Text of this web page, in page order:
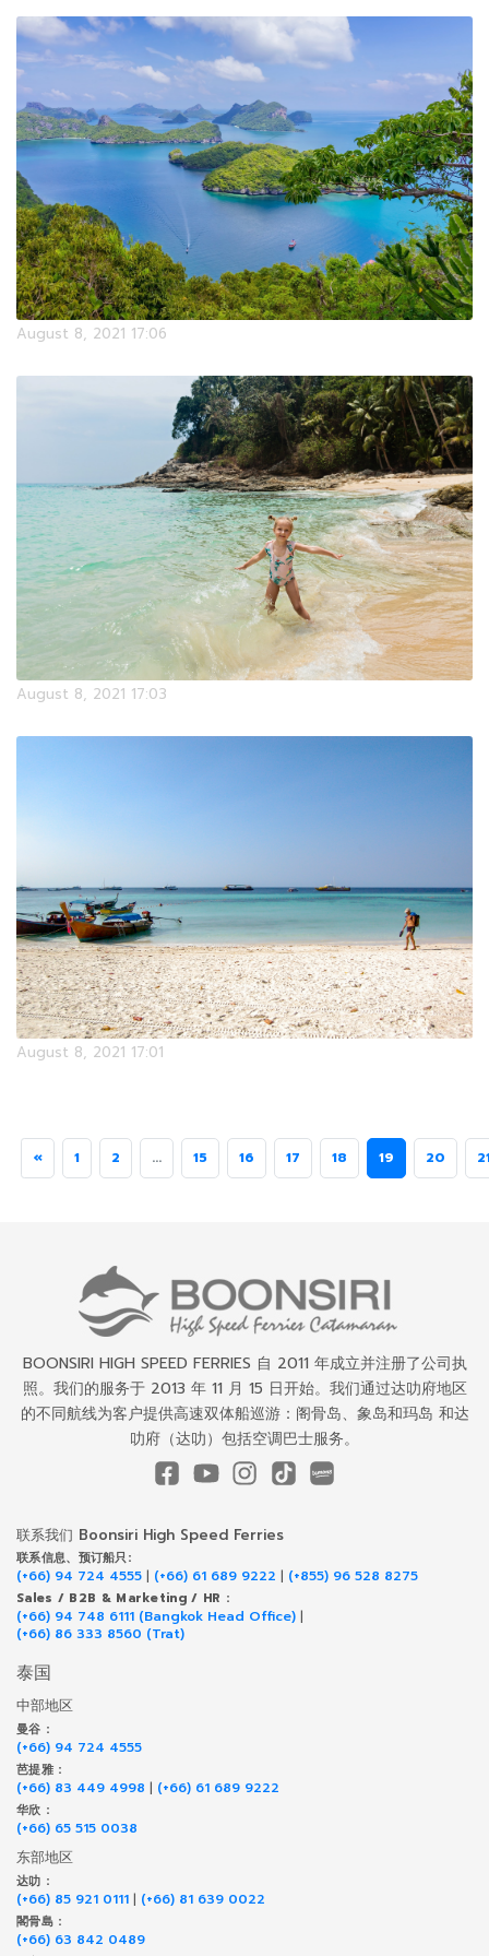
August 8, 2021 17:06
August 8, 2021 17:03
August 8, 2021 17:01
« 1 2 ... 15 16 17 18 19 20
BOONSIRI HIGH SPEED FERRIES 自 2011 年成立并注册了公司执
照。我们的服务于 2013 年 11 月 15 日开始。我们通过达叻府地区
的不同航线为客户提供高速双体船巡游：阁骨岛、象岛和玛岛 和达
叻府（达叻）包括空调巴士服务。
联系我们 Boonsiri High Speed Ferries
联系信息、预订船只:
(+66) 94 724 4555 | (+66) 61 689 9222 | (+855) 96 528 8275
Sales / B2B & Marketing / HR :
(+66) 94 748 6111 (Bangkok Head Office) |
(+66) 86 333 8560 (Trat)
泰国
中部地区
曼谷 :
(+66) 94 724 4555
芭提雅 :
(+66) 83 449 4998 | (+66) 61 689 9222
华欣 :
(+66) 65 515 0038
东部地区
达叻 :
(+66) 85 921 0111 | (+66) 81 639 0022
閣骨島 :
(+66) 63 842 0489